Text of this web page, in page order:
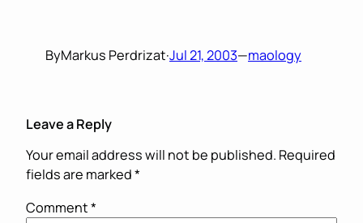
ByMarkus Perdrizat·Jul 21, 2003—maology
Leave a Reply
Your email address will not be published. Required
fields are marked*
Comment*